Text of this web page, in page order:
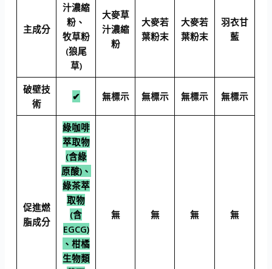
主成分
汁濃縮
粉、
牧草粉
(狼尾
草)
大麥草
汁濃縮
粉
大麥若
葉粉末
大麥若
葉粉末
羽衣甘
藍
破壁技
術
✔ 無標示 無標示 無標示 無標示
促進燃
脂成分
綠咖啡
萃取物
(含綠
原酸)、
綠茶萃
取物
(含
EGCG)
、柑橘
生物類
無 無 無 無